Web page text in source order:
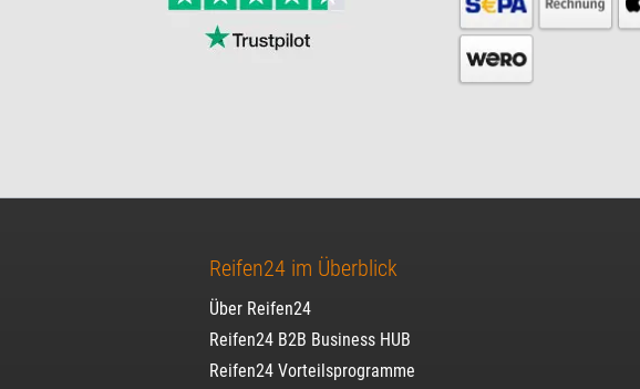
Reifen24 im Überblick
Über Reifen24
Reifen24 B2B Business HUB
Reifen24 Vorteilsprogramme